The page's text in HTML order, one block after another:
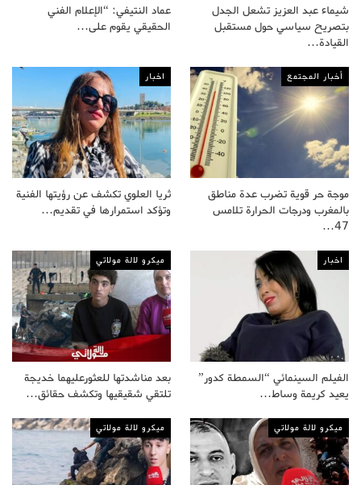
شيماء عبد العزيز تشعل الجدل
بتصريح سياسي حول مستقبل
القيادة…
عماد النتيفي: “الإعلام الفني
الحقيقي يقوم على…
أخبار المجتمع
موجة حر قوية تضرب عدة مناطق
بالمغرب ودرجات الحرارة تلامس
47…
اخبار
ثريا العلوي تكشف عن رؤيتها الفنية
وتؤكد استمرارها في تقديم…
اخبار
الفيلم السينمائي “السمطة كدور”
يعيد كريمة وساط…
ميكرو لالة مولاتي
بعد مناشدتها للعثورعليهما خديجة
تلتقي شقيقيها وتكشف حقائق…
ميكرو لالة مولاتي ميكرو لالة مولاتي